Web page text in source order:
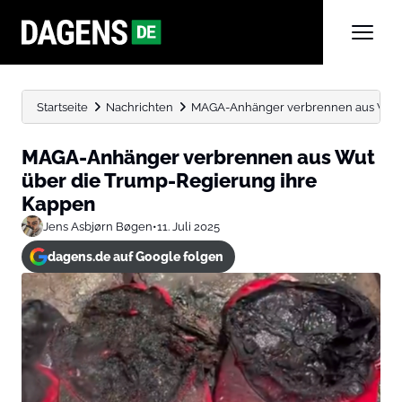
Startseite Nachrichten MAGA-Anhänger verbrennen aus
MAGA-Anhänger verbrennen aus Wut
über die Trump-Regierung ihre
Kappen
Jens Asbjørn Bøgen•11. Juli 2025
dagens.de auf Google folgen